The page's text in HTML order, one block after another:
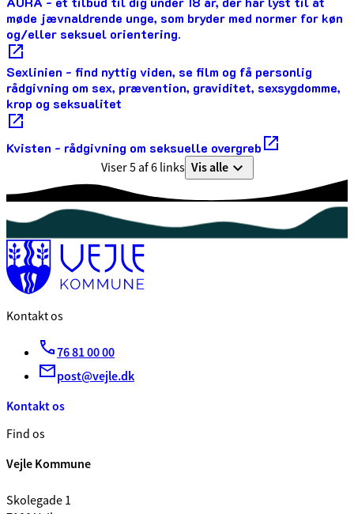
møde jævnaldrende unge, som bryder med normer for køn
og/eller seksuel orientering.
Sexlinien - find nyttig viden, se film og få personlig
rådgivning om sex, prævention, graviditet, sexsygdomme,
krop og seksualitet
Kvisten - rådgivning om seksuelle overgreb
Viser 5 af 6 links Vis alle
Kontakt os
76 81 00 00
post@vejle.dk
Kontakt os
Find os
Vejle Kommune
Skolegade 1